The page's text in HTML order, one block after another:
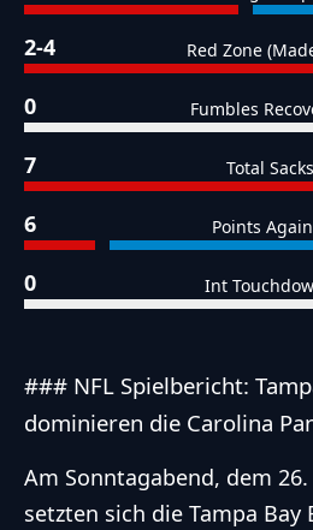
2-4 Red Zone
0 Fumbles
7 Total Sacks
6 Points
0 Int
### NFL Spielbericht:
dominieren die Carolina
Am Sonntagabend, dem
setzten sich die Tampa Bay